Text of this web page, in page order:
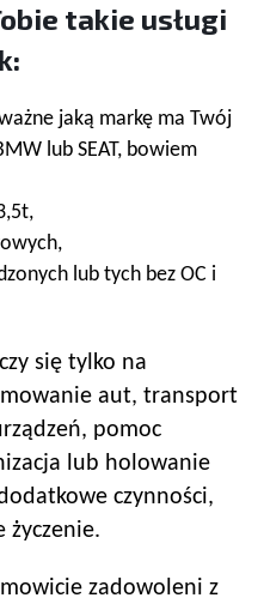
takie usługi
jaką markę ma Twój
lub SEAT, bowiem
lub tych bez OC i
się tylko na
aut, transport
pomoc
lub holowanie
czynności,
życzenie.
zadowoleni z